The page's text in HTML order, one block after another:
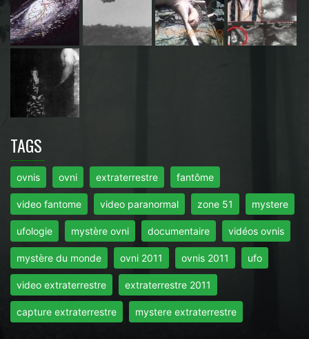
TAGS
ovnis ovni extraterrestre fantôme
video fantome video paranormal zone 51 mystere
ufologie mystère ovni documentaire vidéos ovnis
mystère du monde ovni 2011 ovnis 2011 ufo
video extraterrestre extraterrestre 2011
capture extraterrestre mystere extraterrestre